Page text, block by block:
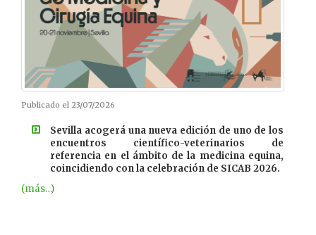
Publicado el 23/07/2026
Sevilla acogerá una nueva edición de uno de los
encuentros científico-veterinarios de
referencia en el ámbito de la medicina equina,
coincidiendo con la celebración de SICAB 2026.
(más…)